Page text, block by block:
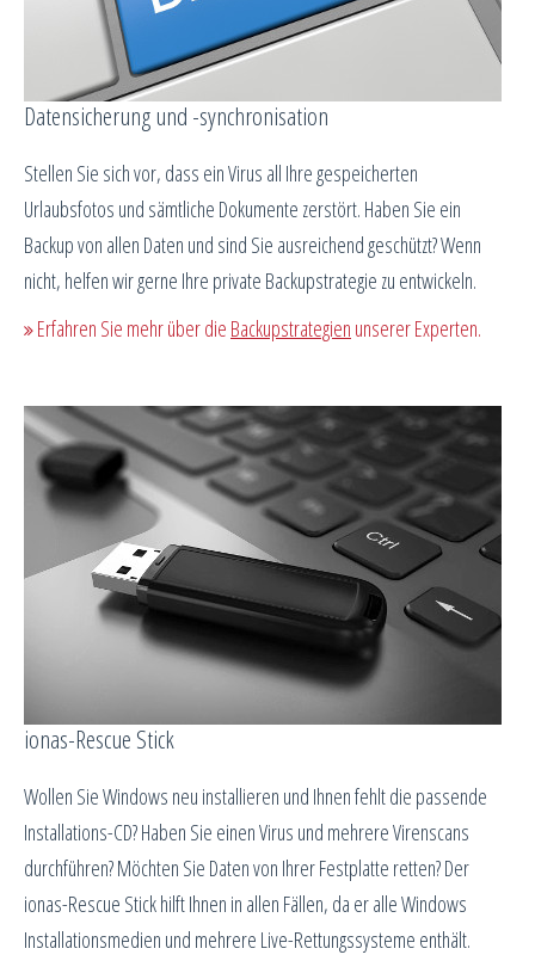
Datensicherung und -synchronisation
Stellen Sie sich vor, dass ein Virus all Ihre gespeicherten
Urlaubsfotos und sämtliche Dokumente zerstört. Haben Sie ein
Backup von allen Daten und sind Sie ausreichend geschützt? Wenn
nicht, helfen wir gerne Ihre private Backupstrategie zu entwickeln.
Erfahren Sie mehr über die Backupstrategien unserer Experten.
ionas-Rescue Stick
Wollen Sie Windows neu installieren und Ihnen fehlt die passende
Installations-CD? Haben Sie einen Virus und mehrere Virenscans
durchführen? Möchten Sie Daten von Ihrer Festplatte retten? Der
ionas-Rescue Stick hilft Ihnen in allen Fällen, da er alle Windows
Installationsmedien und mehrere Live-Rettungssysteme enthält.